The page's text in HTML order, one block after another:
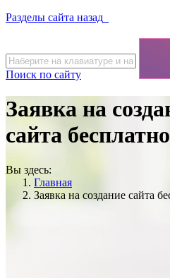
Разделы сайта назад
Поиск по сайту
Заявка на
сайта бесплатно
Вы здесь:
Главная
Заявка на создание сайта